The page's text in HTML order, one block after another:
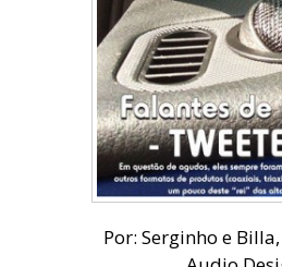
Por: Serginho e